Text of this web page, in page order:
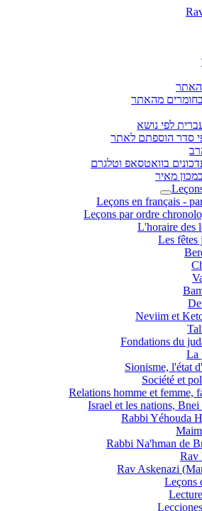
האתר
מהאתר
לפי נושא
סדר הוספתם לאתר
בוואטסאפ וטלגרם
מאיר
Leçons en français -
Leçons par ordre
L'horaire des
Les fêtes
Neviim et
Fondations du
La
Sionisme, l'état
Société et
Relations homme et femme,
Israel et les nations, Bnei
Rabbi Yéhouda
Rabbi Na'hman de
Rav
Leçons